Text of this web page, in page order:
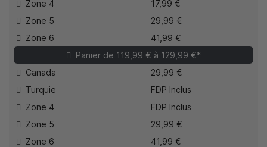
Zone 4
17,99 €
Zone 5
29,99 €
Zone 6
41,99 €
Panier de 119,99 € à 129,99 €*
Canada
29,99 €
Turquie
FDP Inclus
Zone 4
FDP Inclus
Zone 5
29,99 €
Zone 6
41,99 €